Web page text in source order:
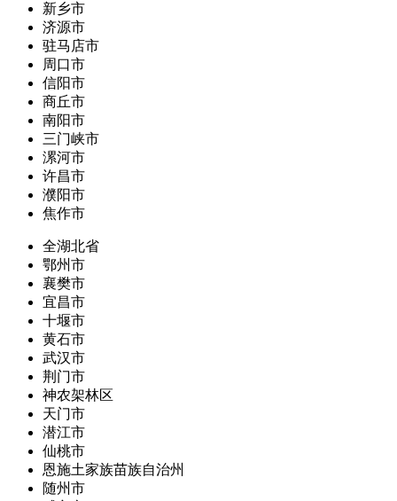
新乡市
济源市
驻马店市
周口市
信阳市
商丘市
南阳市
三门峡市
漯河市
许昌市
濮阳市
焦作市
全湖北省
鄂州市
襄樊市
宜昌市
十堰市
黄石市
武汉市
荆门市
神农架林区
天门市
潜江市
仙桃市
恩施土家族苗族自治州
随州市